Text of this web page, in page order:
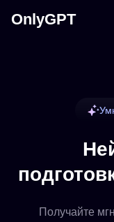
OnlyGPT
Получайте